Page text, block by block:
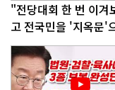
"전당대회 한 번 이겨
고 전국민을 '지옥문'
어!"